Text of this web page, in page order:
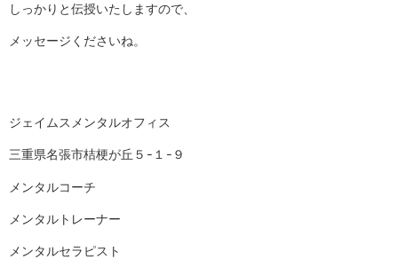
しっかりと伝授いたしますので、
メッセージくださいね。
ジェイムスメンタルオフィス
三重県名張市桔梗が丘５−１−９
メンタルコーチ
メンタルトレーナー
メンタルセラピスト